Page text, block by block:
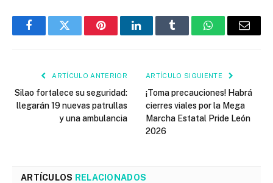
FacebookTwitter PinterestLinkedInTumblr WhatsAppEmail
ARTÍCULO ANTERIOR
Silao fortalece su seguridad:
llegarán 19 nuevas patrullas
y una ambulancia
ARTÍCULO SIGUIENTE
¡Toma precauciones! Habrá
cierres viales por la Mega
Marcha Estatal Pride León
2026
ARTÍCULOS RELACIONADOS